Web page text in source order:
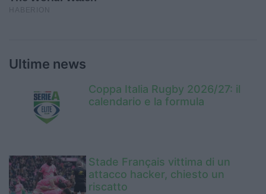
Ultime news
Coppa Italia Rugby 2026/27: il
calendario e la formula
Stade Français vittima di un
attacco hacker, chiesto un
riscatto